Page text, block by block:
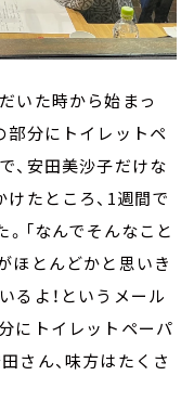
いた時から始まっ
部分にトイレットペ
、安田美沙子だけな
けたところ、1週間で
「なんでそんなこと
ほとんどかと思いき
るよ！というメール
にトイレットペーパ
さん、味方はたくさ